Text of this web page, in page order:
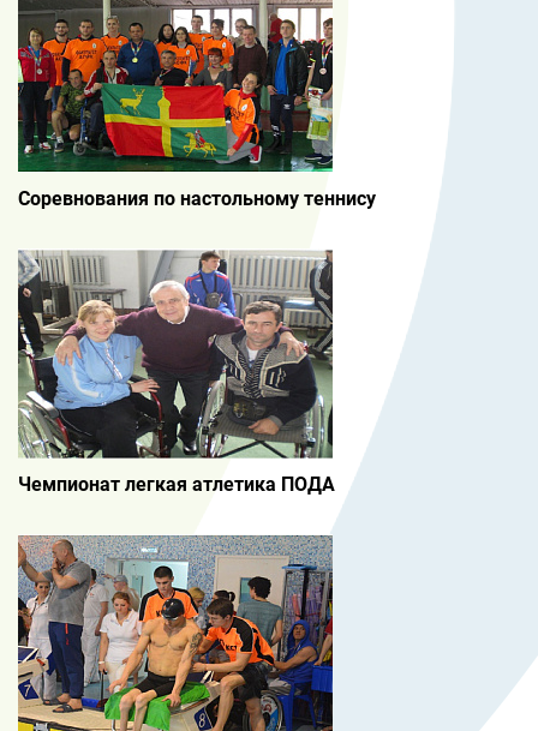
Соревнования по настольному теннису
Чемпионат легкая атлетика ПОДА